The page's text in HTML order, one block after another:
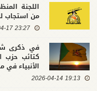
اللجنة
من استجاب
23:27 2026-04-17
في ذكرى
كتائب حزب
الأنبياء
19:13 2026-04-14